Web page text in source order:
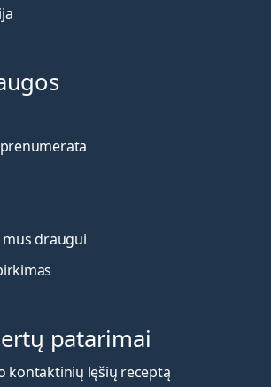
draugui
patarimai
kontaktinių lęšių receptą